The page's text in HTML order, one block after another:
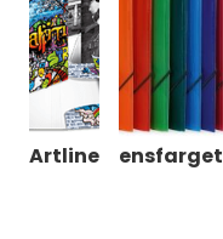
Artline ensfarget